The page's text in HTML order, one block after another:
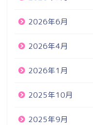
2026年6月
2026年4月
2026年1月
2025年10月
2025年9月